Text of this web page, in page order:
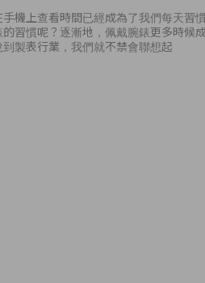
機上查看時間已經成為了我們每天習
習慣呢？逐漸地，佩戴腕錶更多時候
製表行業，我們就不禁會聯想起